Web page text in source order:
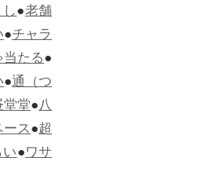
●老舗
●チャラ
たる●
●通（つ
堂●八
ス●超
●ワサ